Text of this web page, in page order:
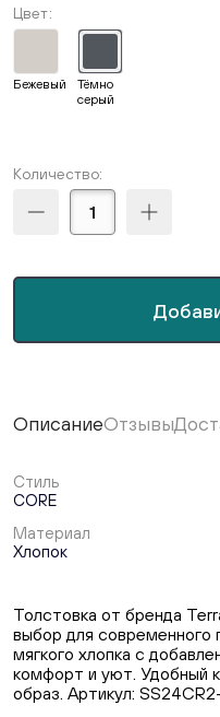
Цвет
Бежевый
Тёмно
серый
Количество:
ОписаниеОтзывы
Стиль
CORE
Материал
Хлопок
Толстовка от бренда
выбор для современного
мягкого хлопка с
комфорт и уют. Удобный
образ. Артикул: